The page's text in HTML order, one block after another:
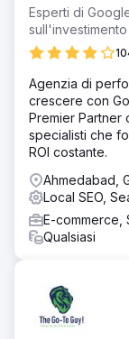
Esperti di
sull'investimento
Agenzia di
crescere con
Premier Partner
specialisti che
ROI costante.
Ahmedabad,
Local SEO,
E-commerce,
Qualsiasi